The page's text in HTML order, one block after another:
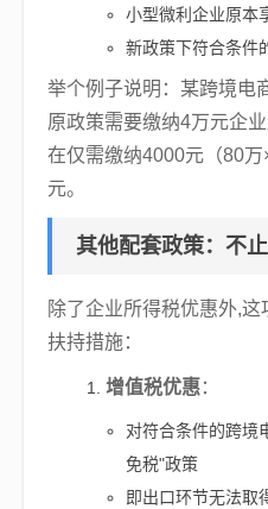
小型微利企业原本
新政策下符合条件
举个例子说明：某跨境电
原政策需要缴纳4万元企
在仅需缴纳4000元（80
元。
其他配套政策：不
除了企业所得税优惠外,
扶持措施：
增值税优惠：
对符合条件的跨境
免税"政策
即出口环节无法取